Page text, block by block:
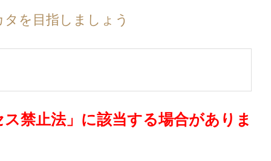
を目指しましょう
禁止法」に該当する場合がありま